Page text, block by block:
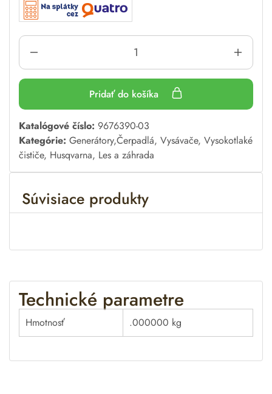
Pridať do košíka
A
l
t
e
n
a
Katalógové číslo: 9676390-03
Kategórie: Generátory,Čerpadlá, Vysávače, Vysokotlaké
čističe, Husqvarna, Les a záhrada
Súvisiace produkty
Technické parametre
Hmotnosť .000000 kg